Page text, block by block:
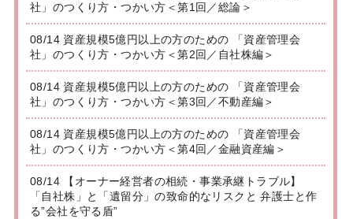
社」のつくり方・つかい方＜第1回／総論＞
08/14 資産規模5億円以上の方のための 「資産管理会
社」のつくり方・つかい方＜第2回／自社株編＞
08/14 資産規模5億円以上の方のための 「資産管理会
社」のつくり方・つかい方＜第3回／不動産編＞
08/14 資産規模5億円以上の方のための 「資産管理会
社」のつくり方・つかい方＜第4回／金融資産編＞
08/14 【オーナー経営者の相続・事業承継トラブル】
「自社株」と「遺留分」の致命的なリスクと 弁護士と作
る”会社を守る盾”